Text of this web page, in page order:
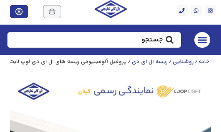
خانه/ روشنایی/ ریسه ال ای دی/ پروفیل آلومینیومی ریسه های ال ای دی لوپ لایت